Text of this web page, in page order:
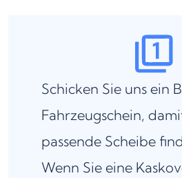
Schicken Sie uns ein
Fahrzeugschein,
passende Scheibe
Wenn Sie eine